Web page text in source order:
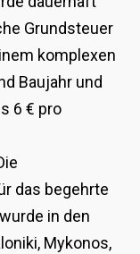
Grundsteuer
komplexen
Baujahr und
6 € pro
das begehrte
in den
Mykonos,